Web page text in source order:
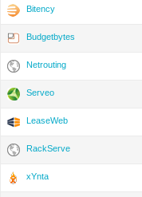
Bitency
Budgetbytes
Netrouting
Serveo
LeaseWeb
RackServe
xYnta